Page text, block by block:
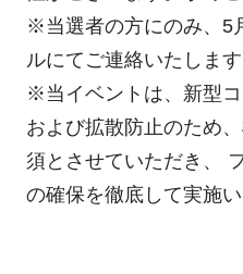
※当選者の方にのみ、5
ルにてご連絡いたします
※当イベントは、新型
および拡散防止のため
須とさせていただき、
の確保を徹底して実施い